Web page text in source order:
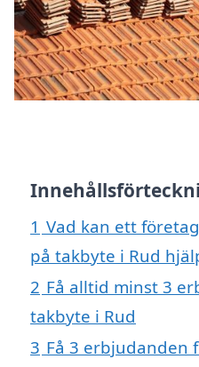
1 Vad kan ett
på takbyte i Rud
2 Få alltid minst 3
takbyte i Rud
3 Få 3 erbjudanden